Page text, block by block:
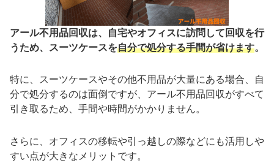
アール不用品回収は、自宅やオフィスに訪問して回収を行
うため、スーツケースを自分で処分する手間が省けます。
特に、スーツケースやその他不用品が大量にある場合、自
分で処分するのは面倒ですが、アール不用品回収がすべて
引き取るため、手間や時間がかかりません。
さらに、オフィスの移転や引っ越しの際などにも活用しや
すい点が大きなメリットです。